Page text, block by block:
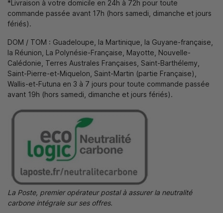
*Livraison à votre domicile en 24h à 72h pour toute
commande passée avant 17h (hors samedi, dimanche et jours
fériés).
DOM / TOM : Guadeloupe, la Martinique, la Guyane-française,
la Réunion, La Polynésie-Française, Mayotte, Nouvelle-
Calédonie, Terres Australes Françaises, Saint-Barthélemy,
Saint-Pierre-et-Miquelon, Saint-Martin (partie Française),
Wallis-et-Futuna en 3 à 7 jours pour toute commande passée
avant 19h (hors samedi, dimanche et jours fériés).
La Poste, premier opérateur postal à assurer la neutralité
carbone intégrale sur ses offres.